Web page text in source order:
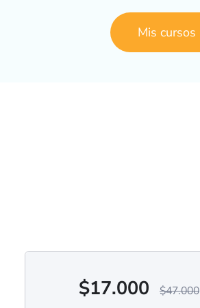
Mis cursos
$17.000 $47.000